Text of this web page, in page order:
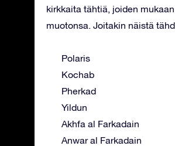
kirkkaita tähtiä, joiden
muotonsa. Joitakin näistä
Polaris
Kochab
Pherkad
Yildun
Akhfa al Farkadain
Anwar al Farkadain